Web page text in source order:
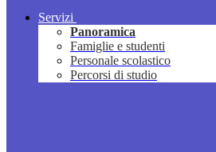
Servizi
Panoramica
Famiglie e studenti
Personale scolastico
Percorsi di studio